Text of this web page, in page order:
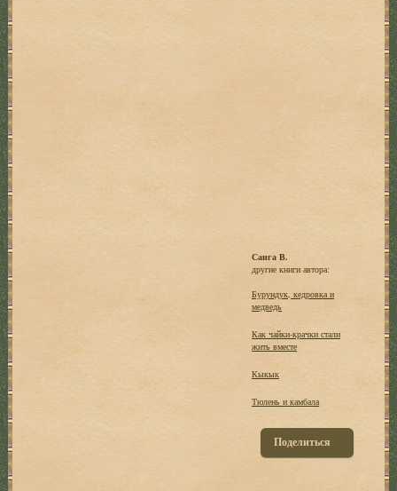
Санга В.
другие книги автора:
Бурундук, кедровка и
медведь
Как чайки-крачки стали
жить вместе
Кыкык
Тюлень и камбала
Поделиться